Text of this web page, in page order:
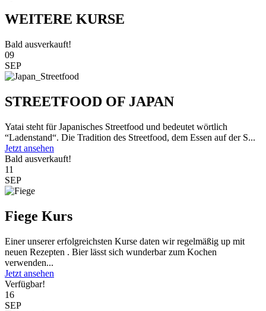
WEITERE KURSE
Bald ausverkauft!
09
SEP
STREETFOOD OF JAPAN
Yatai steht für Japanisches Streetfood und bedeutet wörtlich
“Ladenstand“. Die Tradition des Streetfood, dem Essen auf der S...
Jetzt ansehen
Bald ausverkauft!
11
SEP
Fiege Kurs
Einer unserer erfolgreichsten Kurse daten wir regelmäßig up mit
neuen Rezepten . Bier lässt sich wunderbar zum Kochen
verwenden...
Jetzt ansehen
Verfügbar!
16
SEP